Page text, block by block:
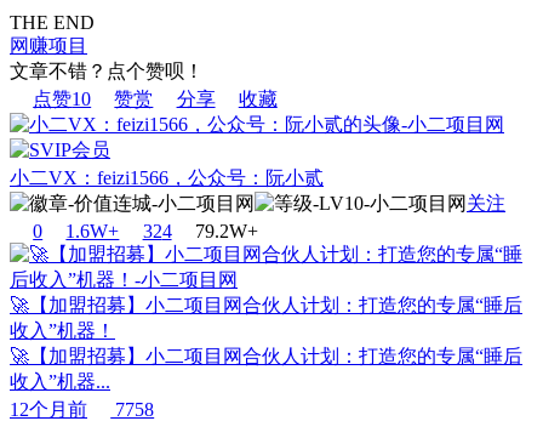
THE END
网赚项目
文章不错？点个赞呗！
点赞10 赞赏 分享 收藏
小二VX：feizi1566，公众号：阮小贰
关注
0
1.6W+ 324 79.2W+
🚀【加盟招募】小二项目网合伙人计划：打造您的专属“睡后
收入”机器！
🚀【加盟招募】小二项目网合伙人计划：打造您的专属“睡后
收入”机器...
12个月前
7758